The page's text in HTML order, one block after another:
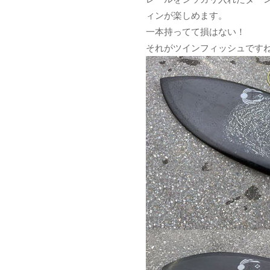
ィンが楽しめます。
一本持ってて損はない！
それがツインフィッシュです